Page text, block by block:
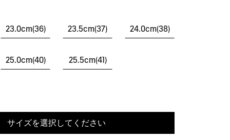
23.0cm(36) 23.5cm(37) 24.0cm(38)
25.0cm(40) 25.5cm(41)
サイズを選択してください